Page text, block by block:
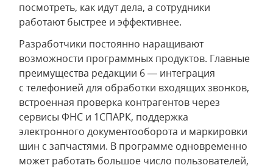
посмотреть, как идут дела, а сотрудники
работают быстрее и эффективнее.
Разработчики постоянно наращивают
возможности программных продуктов. Главные
преимущества редакции 6 — интеграция
с телефонией для обработки входящих звонков,
встроенная проверка контрагентов через
сервисы ФНС и 1СПАРК, поддержка
электронного документооборота и маркировки
шин с запчастями. В программе одновременно
может работать большое число пользователей,